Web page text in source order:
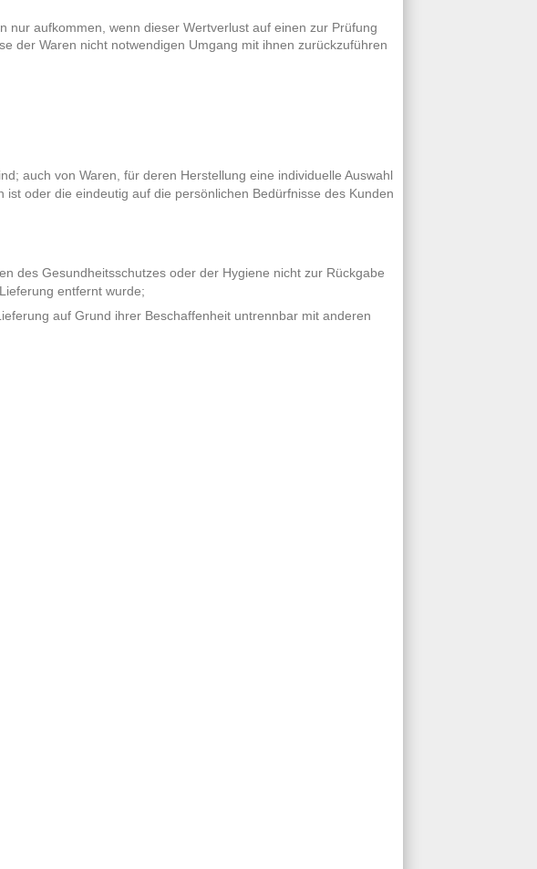
nur aufkommen, wenn dieser Wertverlust auf einen zur Prüfung
der Waren nicht notwendigen Umgang mit ihnen zurückzuführen
auch von Waren, für deren Herstellung eine individuelle Auswahl
oder die eindeutig auf die persönlichen Bedürfnisse des Kunden
des Gesundheitsschutzes oder der Hygiene nicht zur Rückgabe
entfernt wurde;
auf Grund ihrer Beschaffenheit untrennbar mit anderen